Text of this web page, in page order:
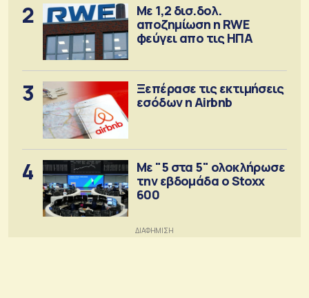
2
Με 1,2 δισ.δολ.
αποζημίωση η RWE
φεύγει απο τις ΗΠΑ
3
Ξεπέρασε τις εκτιμήσεις
εσόδων η Airbnb
4
Με "5 στα 5" ολοκλήρωσε
την εβδομάδα ο Stoxx
600